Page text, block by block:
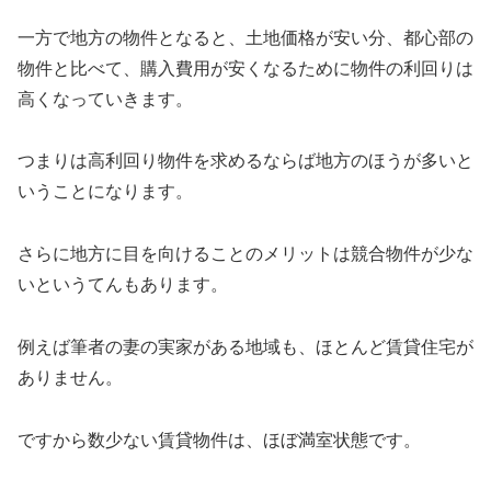
一方で地方の物件となると、土地価格が安い分、都心部の
物件と比べて、購入費用が安くなるために物件の利回りは
高くなっていきます。
つまりは高利回り物件を求めるならば地方のほうが多いと
いうことになります。
さらに地方に目を向けることのメリットは競合物件が少な
いというてんもあります。
例えば筆者の妻の実家がある地域も、ほとんど賃貸住宅が
ありません。
ですから数少ない賃貸物件は、ほぼ満室状態です。